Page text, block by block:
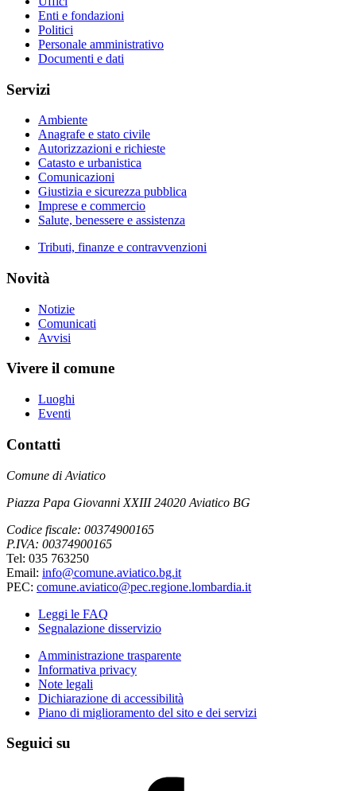
Enti e fondazioni
Politici
Personale amministrativo
Documenti e dati
Servizi
Ambiente
Anagrafe e stato civile
Autorizzazioni e richieste
Catasto e urbanistica
Comunicazioni
Giustizia e sicurezza pubblica
Imprese e commercio
Salute, benessere e assistenza
Tributi, finanze e contravvenzioni
Novità
Notizie
Comunicati
Avvisi
Vivere il comune
Luoghi
Eventi
Contatti
Comune di Aviatico
Piazza Papa Giovanni XXIII 24020 Aviatico BG
Codice fiscale: 00374900165
P.IVA: 00374900165
Tel: 035 763250
Email: info@comune.aviatico.bg.it
PEC: comune.aviatico@pec.regione.lombardia.it
Leggi le FAQ
Segnalazione disservizio
Amministrazione trasparente
Informativa privacy
Note legali
Dichiarazione di accessibilità
Piano di miglioramento del sito e dei servizi
Seguici su